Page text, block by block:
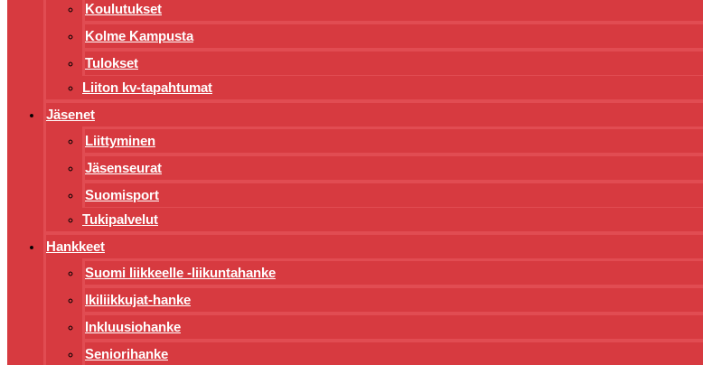
Koulutukset
Kolme Kampusta
Tulokset
Liiton kv-tapahtumat
Jäsenet
Liittyminen
Jäsenseurat
Suomisport
Tukipalvelut
Hankkeet
Suomi liikkeelle -liikuntahanke
Ikiliikkujat-hanke
Inkluusiohanke
Seniorihanke